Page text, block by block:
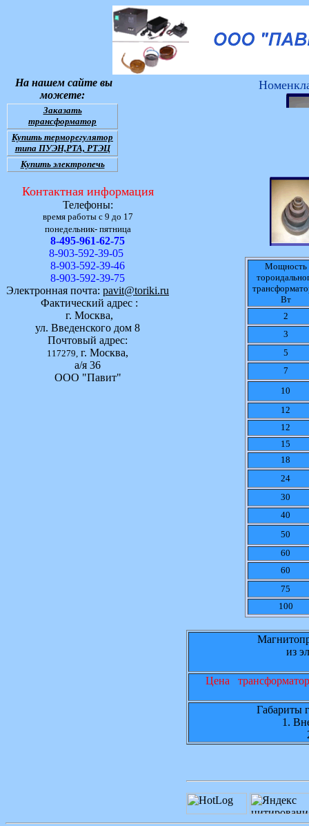
На нашем сайте вы
можете:
Заказать
трансформатор
Купить терморегулятор
типа ПУЭН,РТА, РТЭЦ
Купить электропечь
Контактная информация
Телефоны:
время работы с 9 до 17
понедельник- пятница
8-495-961-62-75
8-903-592-39-05
8-903-592-39-46
8-903-592-39-75
Электронная почта: pavit@toriki.ru
Фактический адрес :
г. Москва,
ул. Введенского дом 8
Почтовый адрес:
117279, г. Москва,
а/я 36
ООО "Павит"
Мощность
Вт
2
3
5
7
10
12
12
15
18
24
30
40
50
60
60
75
100
из
Цена
Габариты
1.